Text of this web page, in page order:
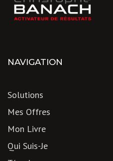
NAVIGATION
Solutions
Mes Offres
Mon Livre
Qui Suis-Je